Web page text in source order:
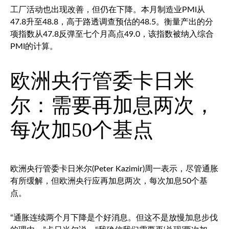
工厂活动也出现改善，但仍在下降。本月制造业PMI从
47.8升至48.8，高于路透调查预估的48.5。衡量产出的分
项指数从47.8反弹至七个月高点49.0，该指数被纳入综合
PMI的计算。
欧洲央行管委卡日米
尔：需要再加息两次，
每次加50个基点
欧洲央行管委卡日米尔(Peter Kazimir)周一表示，尽管通胀
有所缓解，但欧洲央行应再加息两次，每次加息50个基
点。
“通胀连续两个月下降是个好消息。但这不是放慢加息步伐